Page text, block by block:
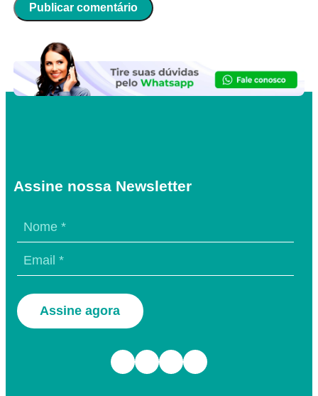
Assine nossa Newsletter
Assine agora
Facebook Instagram TikTok Youtube